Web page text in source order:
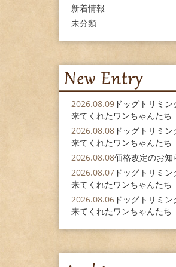
新着情報
未分類
2026.08.09 ドッグトリミン
来てくれたワンちゃんたち
2026.08.08 ドッグトリミン
来てくれたワンちゃんたち
2026.08.08価格改定のお知
2026.08.07 ドッグトリミン
来てくれたワンちゃんたち
2026.08.06 ドッグトリミン
来てくれたワンちゃんたち